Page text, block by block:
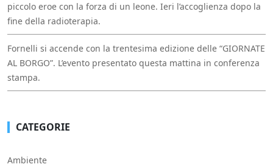
piccolo eroe con la forza di un leone. Ieri l’accoglienza dopo la
fine della radioterapia.
Fornelli si accende con la trentesima edizione delle “GIORNATE
AL BORGO”. L’evento presentato questa mattina in conferenza
stampa.
CATEGORIE
Ambiente